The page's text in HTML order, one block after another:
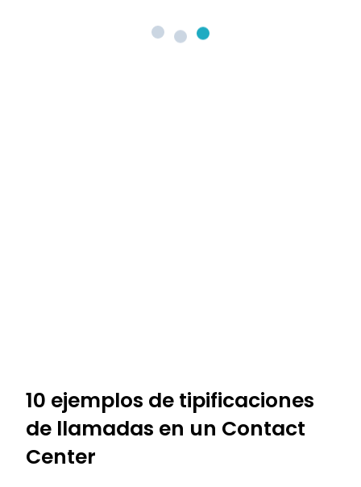
10 ejemplos de tipificaciones
de llamadas en un Contact
Center